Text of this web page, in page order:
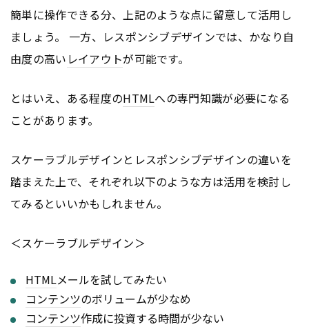
簡単に操作できる分、上記のような点に留意して活用し
ましょう。 一方、レスポンシブデザインでは、かなり自
由度の高い レイアウトが可能です。
とはいえ、ある程度のHTMLへの専門知識が必要になる
ことがあります。
スケーラブルデザインとレスポンシブデザインの違いを
踏まえた上で、それぞれ以下のような方は活用を検討し
てみるといいかもしれません。
＜スケーラブルデザイン＞
HTMLメールを試してみたい
コンテンツのボリュームが少なめ
コンテンツ作成に投資する時間が少ない